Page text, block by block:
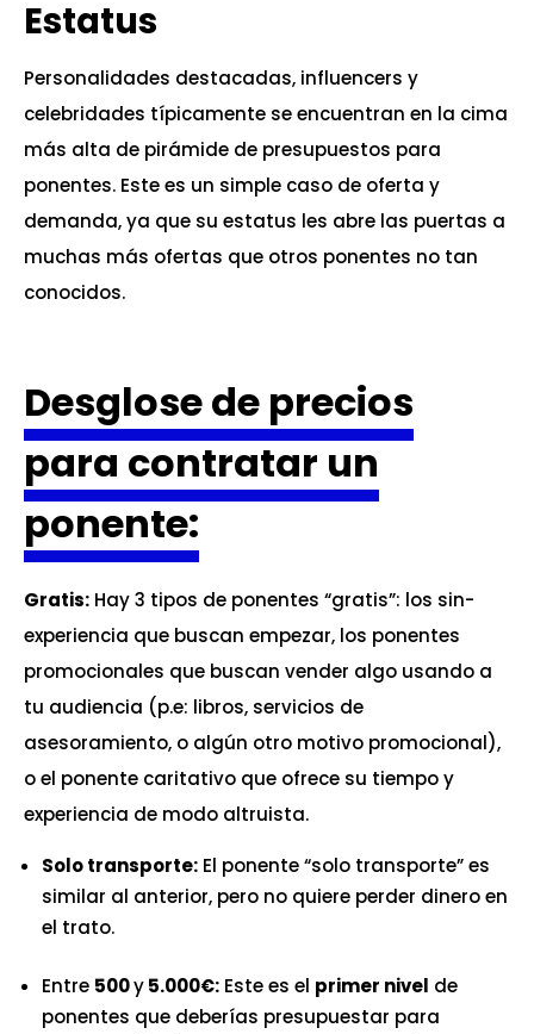
Estatus
Personalidades destacadas, influencers y
celebridades típicamente se encuentran en la cima
más alta de pirámide de presupuestos para
ponentes. Este es un simple caso de oferta y
demanda, ya que su estatus les abre las puertas a
muchas más ofertas que otros ponentes no tan
conocidos.
Desglose de precios
para contratar un
ponente:
Gratis: Hay 3 tipos de ponentes “gratis”: los sin-
experiencia que buscan empezar, los ponentes
promocionales que buscan vender algo usando a
tu audiencia (p.e: libros, servicios de
asesoramiento, o algún otro motivo promocional),
o el ponente caritativo que ofrece su tiempo y
experiencia de modo altruista.
Solo transporte: El ponente “solo transporte” es
similar al anterior, pero no quiere perder dinero en
el trato.
Entre 500y5.000€: Este es el primer nivel de
ponentes que deberías presupuestar para